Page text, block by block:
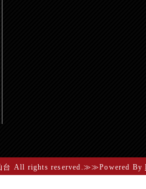
台 All rights reserved.≫≫Powered By